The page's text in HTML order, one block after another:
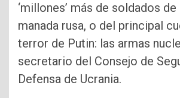
‘millones’ más de soldados
manada rusa, o del principal
terror de Putin: las armas
secretario del Consejo de
Defensa de Ucrania.